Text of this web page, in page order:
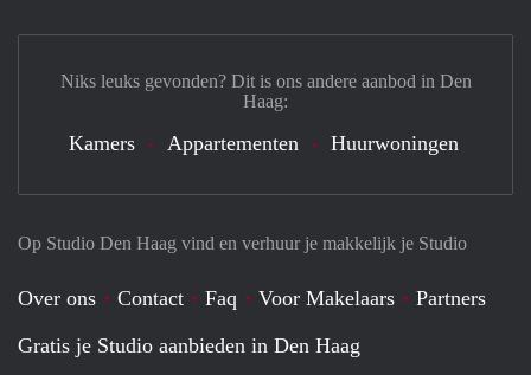
Op Studio Den Haag vind en verhuur je makkelijk je Studio
Over ons Contact Faq Voor Makelaars
Partners
Gratis je Studio aanbieden in Den Haag
Niks leuks gevonden? Dit is ons andere aanbod in Den
Haag:
Kamers Appartementen Huurwoningen